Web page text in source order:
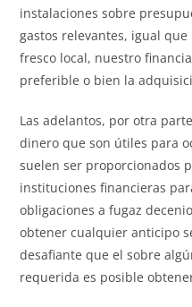
instalaciones sobre
gastos relevantes, igual
fresco local, nuestro
preferible o bien la
Las adelantos, por otra
dinero que son útiles para
suelen ser proporcionados
instituciones financieras
obligaciones a fugaz
obtener cualquier anticipo
desafiante que el sobre
requerida es posible